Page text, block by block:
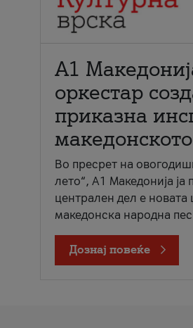
А1
оркестар
приказна
Во пресрет на
лето“, А1 Македонија ја
централен дел е новата
македонска народна
Дознај повеќе